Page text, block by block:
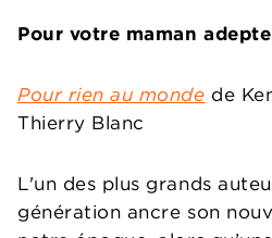
Pour votre maman
Pour rien au monde de
Thierry Blanc
L'un des plus grands
génération ancre son